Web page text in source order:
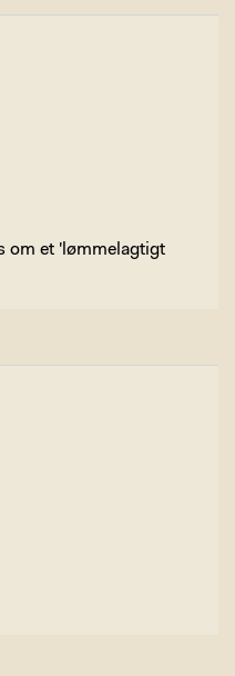
om et 'lømmelagtigt